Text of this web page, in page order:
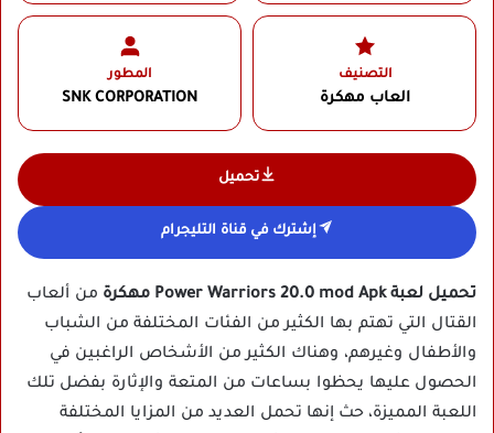
التصنيف
العاب مهكرة
المطور
SNK CORPORATION‏
تحميل
إشترك في قناة التليجرام
تحميل لعبة Power Warriors 20.0 mod Apk مهكرة
من ألعاب
القتال التي تهتم بها الكثير من الفئات المختلفة من الشباب
والأطفال وغيرهم، وهناك الكثير من الأشخاص الراغبين في
الحصول عليها يحظوا بساعات من المتعة والإثارة بفضل تلك
اللعبة المميزة، حث إنها تحمل العديد من المزايا المختلفة